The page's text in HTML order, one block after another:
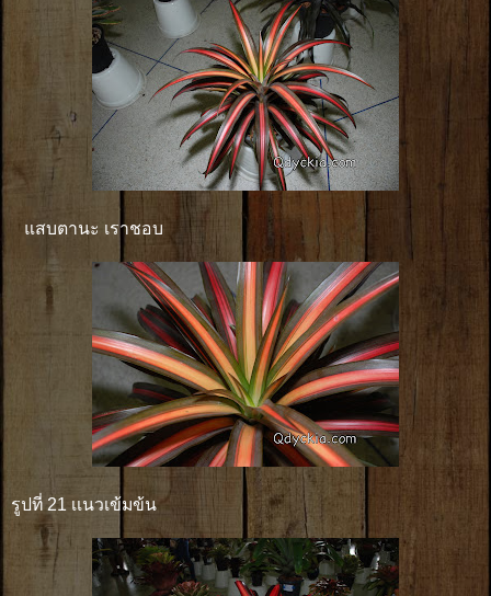
แสบตานะ เราชอบ
รูปที่ 21 เเนวเข้มข้น